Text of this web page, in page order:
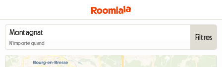
N'importe quand
Filtres